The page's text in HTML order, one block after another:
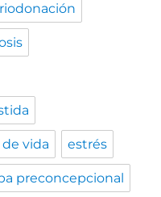
vida estrés
preconcepcional